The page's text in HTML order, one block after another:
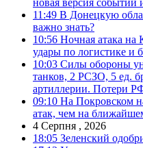
11:49 В Донецкую
важно знать?
10:56 Ночная атака на
удары по логистике и
10:03 Силы обороны
танков, 2 РСЗО, 5 ед.
артиллерии. Потери
09:10 На Покровском
атак, чем на
4 Серпня , 2026
18:05 Зеленский